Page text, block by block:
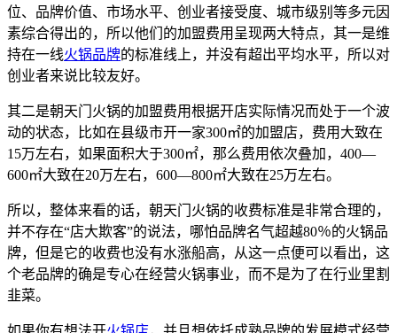
位、品牌价值、市场水平、创业者接受度、城市级别等多元因
素综合得出的，所以他们的加盟费用呈现两大特点，其一是维
持在一线火锅品牌的标准线上，并没有超出平均水平，所以对
创业者来说比较友好。
其二是朝天门火锅的加盟费用根据开店实际情况而处于一个波
动的状态，比如在县级市开一家300㎡的加盟店，费用大致在
15万左右，如果面积大于300㎡，那么费用依次叠加，400—
600㎡大致在20万左右，600—800㎡大致在25万左右。
所以，整体来看的话，朝天门火锅的收费标准是非常合理的，
并不存在“店大欺客”的说法，哪怕品牌名气超越80％的火锅品
牌，但是它的收费也没有水涨船高，从这一点便可以看出，这
个老品牌的确是专心在经营火锅事业，而不是为了在行业里割
韭菜。